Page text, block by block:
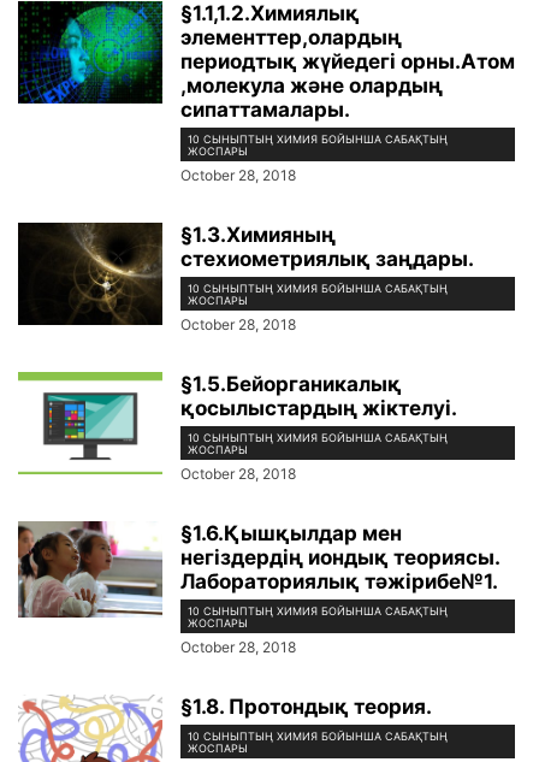
§1.1,1.2.Химиялық
элементтер,олардың
периодтық жүйедегі орны.Атом
,молекула және олардың
сипаттамалары.
10 СЫНЫПТЫҢ ХИМИЯ БОЙЫНША САБАҚТЫҢ
ЖОСПАРЫ
October 28, 2018
§1.3.Химияның
стехиометриялық заңдары.
10 СЫНЫПТЫҢ ХИМИЯ БОЙЫНША САБАҚТЫҢ
ЖОСПАРЫ
October 28, 2018
§1.5.Бейорганикалық
қосылыстардың жіктелуі.
10 СЫНЫПТЫҢ ХИМИЯ БОЙЫНША САБАҚТЫҢ
ЖОСПАРЫ
October 28, 2018
§1.6.Қышқылдар мен
негіздердің иондық теориясы.
Лабораториялық тәжірибе№1.
10 СЫНЫПТЫҢ ХИМИЯ БОЙЫНША САБАҚТЫҢ
ЖОСПАРЫ
October 28, 2018
§1.8. Протондық теория.
10 СЫНЫПТЫҢ ХИМИЯ БОЙЫНША САБАҚТЫҢ
ЖОСПАРЫ